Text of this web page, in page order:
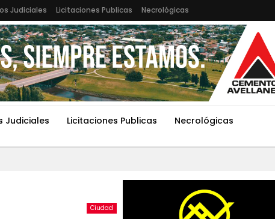
Judiciales Licitaciones Publicas Necrológicas
Judiciales Licitaciones Publicas Necrológicas
Ciudad